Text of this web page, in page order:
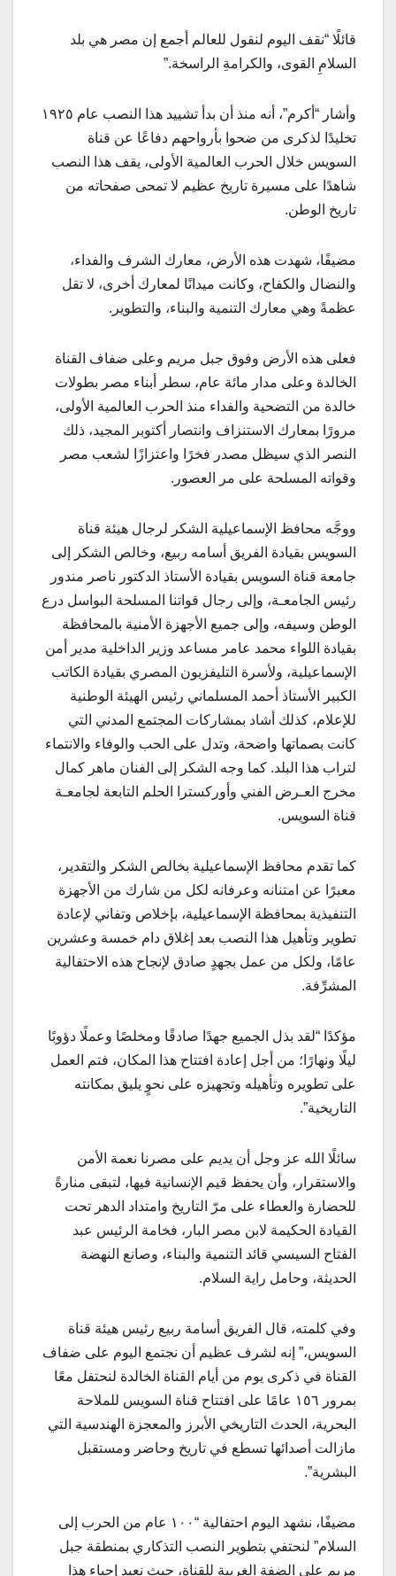
قائلًا “نقف اليوم لنقول للعالم أجمع إن مصر هي بلد
السلامِ القوى، والكرامةِ الراسخة.”
وأشار “أكرم”، أنه منذ أن بدأ تشييد هذا النصب عام ١٩٢٥
تخليدًا لذكرى من ضحوا بأرواحهم دفاعًا عن قناة
السويس خلال الحرب العالمية الأولى، يقف هذا النصب
شاهدًا على مسيرة تاريخ عظيم لا تمحى صفحاته من
تاريخ الوطن.
مضيفًا، شهدت هذه الأرض، معارك الشرف والفداء،
والنضال والكفاح، وكانت ميدانًا لمعارك أخرى، لا تقل
عظمةً وهي معارك التنمية والبناء، والتطوير.
فعلى هذه الأرض وفوق جبل مريم وعلى ضفاف القناة
الخالدة وعلى مدار مائة عام، سطر أبناء مصر بطولات
خالدة من التضحية والفداء منذ الحرب العالمية الأولى،
مرورًا بمعارك الاستنزاف وانتصار أكتوبر المجيد، ذلك
النصر الذي سيظل مصدر فخرًا واعتزازًا لشعب مصر
وقواته المسلحة على مر العصور.
ووجَّه محافظ الإسماعيلية الشكر لرجال هيئة قناة
السويس بقيادة الفريق أسامه ربيع، وخالص الشكر إلى
جامعة قناة السويس بقيادة الأستاذ الدكتور ناصر مندور
رئيس الجامعـة، وإلى رجال قواتنا المسلحة البواسل درع
الوطن وسيفه، وإلى جميع الأجهزة الأمنية بالمحافظة
بقيادة اللواء محمد عامر مساعد وزير الداخلية مدير أمن
الإسماعيلية، ولأسرة التليفزيون المصري بقيادة الكاتب
الكبير الأستاذ أحمد المسلماني رئيس الهيئة الوطنية
للإعلام، كذلك أشاد بمشاركات المجتمع المدني التي
كانت بصماتها واضحة، وتدل على الحب والوفاء والانتماء
لتراب هذا البلد. كما وجه الشكر إلى الفنان ماهر كمال
مخرج العـرض الفني وأوركسترا الحلم التابعة لجامعـة
قناة السويس.
كما تقدم محافظ الإسماعيلية بخالص الشكر والتقدير،
معبرًا عن امتنانه وعرفانه لكل من شارك من الأجهزة
التنفيذية بمحافظة الإسماعيلية، بإخلاص وتفاني لإعادة
تطوير وتأهيل هذا النصب بعد إغلاق دام خمسة وعشرين
عامًا، ولكل من عمل بجهدٍ صادق لإنجاح هذه الاحتفالية
المشرِّفة.
مؤكدًا “لقد بذل الجميع جهدًا صادقًا ومخلصًا وعملًا دؤوبًا
ليلًا ونهارًا؛ من أجل إعادة افتتاح هذا المكان، فتم العمل
على تطويره وتأهيله وتجهيزه على نحوٍ يليق بمكانته
التاريخية”.
سائلًا الله عز وجل أن يديم على مصرنا نعمة الأمن
والاستقرار، وأن يحفظ قيم الإنسانية فيها، لتبقى منارةً
للحضارة والعطاء على مرّ التاريخ وامتداد الدهر تحت
القيادة الحكيمة لابن مصر البار، فخامة الرئيس عبد
الفتاح السيسي قائد التنمية والبناء، وصانع النهضة
الحديثة، وحامل راية السلام.
وفي كلمته، قال الفريق أسامة ربيع رئيس هيئة قناة
السويس،” إنه لشرف عظيم أن نجتمع اليوم على ضفاف
القناة في ذكرى يوم من أيام القناة الخالدة لنحتفل معًا
بمرور ١٥٦ عامًا على افتتاح قناة السويس للملاحة
البحرية، الحدث التاريخي الأبرز والمعجزة الهندسية التي
مازالت أصدائها تسطع في تاريخ وحاضر ومستقبل
البشرية”.
مضيفًا، نشهد اليوم احتفالية “١٠٠ عام من الحرب إلى
السلام” لنحتفي بتطوير النصب التذكاري بمنطقة جبل
مريم على الضفة الغربية للقناة، حيث نعيد إحياء هذا